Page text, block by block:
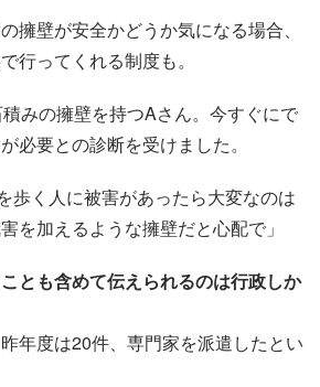
擁壁が安全かどうか気になる場合、
行ってくれる制度も。
みの擁壁を持つAさん。今すぐにで
必要との診断を受けました。
歩く人に被害があったら大変なのは
を加えるような擁壁だと心配で」
とも含めて伝えられるのは行政しか
年度は20件、専門家を派遣したとい